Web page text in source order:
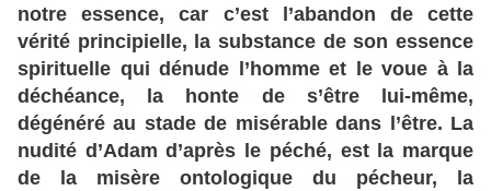
notre essence, car c’est l’abandon de cette
vérité principielle, la substance de son essence
spirituelle qui dénude l’homme et le voue à la
déchéance, la honte de s’être lui-même,
dégénéré au stade de misérable dans l’être. La
nudité d’Adam d’après le péché, est la marque
de la misère ontologique du pécheur, la